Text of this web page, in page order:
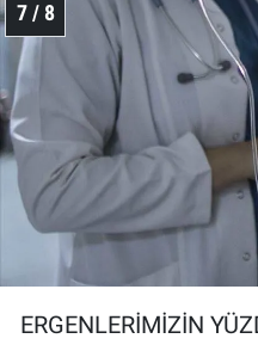
7 / 8
ERGENLERİMİZİN